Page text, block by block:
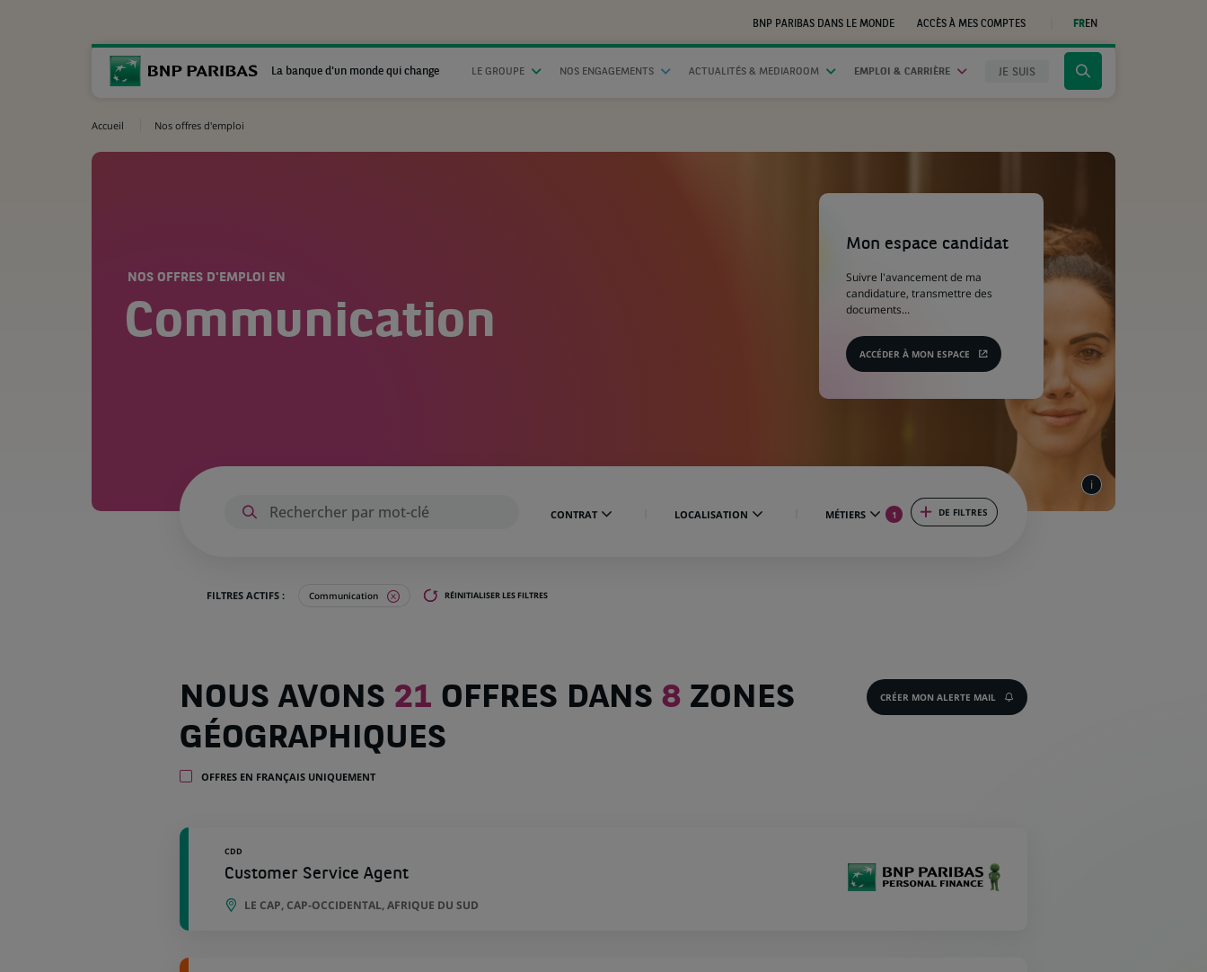
BNP PARIBAS DANS LE MONDE
ACCÈS À MES COMPTES
LIEN
DANS
UN
FREN
La banque d'un monde qui change LE GROUPE NOS ENGAGEMENTS ACTUALITÉS & MEDIAROOM EMPLOI & CARRIÈRE JE SUIS
Cliquer
moteur
Accueil Nos offres d'emploi
NOS OFFRES D'EMPLOI EN
Communication
Mon espace candidat
Suivre l'avancement de ma
candidature, transmettre des
documents...
ACCÉDER À MON ESPACE
(Ce
s'ouvre
dans
nouvel
onglet)
CONTRAT LOCALISATION MÉTIERS 1 DE FILTRES
FILTRES ACTIFS : Communication RÉINITIALISER LES FILTRES
Nous
avons
21
offres
8
NOUS AVONS 21 OFFRES DANS 8ZONES
GÉOGRAPHIQUES
CRÉER MON ALERTE MAIL
OFFRES EN FRANÇAIS UNIQUEMENT
CDD
Customer Service Agent
LE CAP, CAP-OCCIDENTAL, AFRIQUE DU SUD